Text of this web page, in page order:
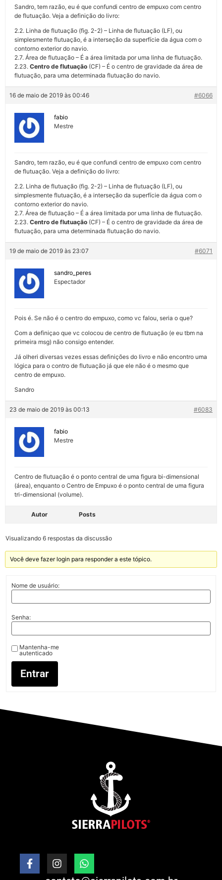
Sandro, tem razão, eu é que confundi centro de empuxo com centro
de flutuação. Veja a definição do livro:
2.2. Linha de flutuação (fig. 2-2) – Linha de flutuação (LF), ou
simplesmente flutuação, é a interseção da superfície da água com o
contorno exterior do navio.
2.7. Área de flutuação – É a área limitada por uma linha de flutuação.
2.23. Centro de flutuação (CF) – É o centro de gravidade da área de
flutuação, para uma determinada flutuação do navio.
16 de maio de 2019 às 00:46 #6066
fabio
Mestre
Sandro, tem razão, eu é que confundi centro de empuxo com centro
de flutuação. Veja a definição do livro:
2.2. Linha de flutuação (fig. 2-2) – Linha de flutuação (LF), ou
simplesmente flutuação, é a interseção da superfície da água com o
contorno exterior do navio.
2.7. Área de flutuação – É a área limitada por uma linha de flutuação.
2.23. Centro de flutuação (CF) – É o centro de gravidade da área de
flutuação, para uma determinada flutuação do navio.
19 de maio de 2019 às 23:07 #6071
sandro_peres
Espectador
Pois é. Se não é o centro do empuxo, como vc falou, seria o que?
Com a definiçao que vc colocou de centro de flutuação (e eu tbm na
primeira msg) não consigo entender.
Já olheri diversas vezes essas definições do livro e não encontro uma
lógica para o contro de flutuação já que ele não é o mesmo que
centro de empuxo.
Sandro
23 de maio de 2019 às 00:13 #6083
fabio
Mestre
Centro de flutuação é o ponto central de uma figura bi-dimensional
(área), enquanto o Centro de Empuxo é o ponto central de uma figura
tri-dimensional (volume).
Autor Posts
Visualizando 6 respostas da discussão
Você deve fazer login para responder a este tópico.
Nome de usuário:
Senha:
Mantenha-me
autenticado
Entrar